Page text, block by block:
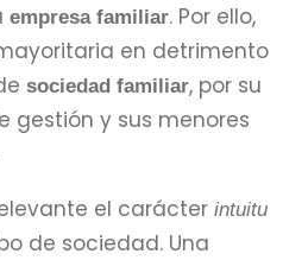
empresa familiar. Por ello,
en detrimento
sociedad familiar, por su
gestión y sus menores
el carácter intuitu
de sociedad. Una